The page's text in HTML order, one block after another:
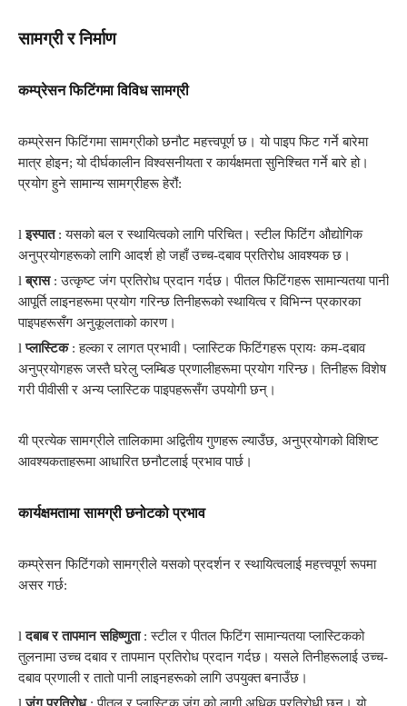
सामग्री र निर्माण
कम्प्रेसन फिटिंगमा विविध सामग्री
कम्प्रेसन फिटिंगमा सामग्रीको छनौट महत्त्वपूर्ण छ। यो पाइप फिट गर्ने बारेमा
मात्र होइन; यो दीर्घकालीन विश्वसनीयता र कार्यक्षमता सुनिश्चित गर्ने बारे हो।
प्रयोग हुने सामान्य सामग्रीहरू हेरौं:
lइस्पात: यसको बल र स्थायित्वको लागि परिचित। स्टील फिटिंग औद्योगिक
अनुप्रयोगहरूको लागि आदर्श हो जहाँ उच्च-दबाव प्रतिरोध आवश्यक छ।
lब्रास : उत्कृष्ट जंग प्रतिरोध प्रदान गर्दछ। पीतल फिटिंगहरू सामान्यतया पानी
आपूर्ति लाइनहरूमा प्रयोग गरिन्छ तिनीहरूको स्थायित्व र विभिन्न प्रकारका
पाइपहरूसँग अनुकूलताको कारण।
lप्लास्टिक : हल्का र लागत प्रभावी। प्लास्टिक फिटिंगहरू प्रायः कम-दबाव
अनुप्रयोगहरू जस्तै घरेलु प्लम्बिङ प्रणालीहरूमा प्रयोग गरिन्छ। तिनीहरू विशेष
गरी पीवीसी र अन्य प्लास्टिक पाइपहरूसँग उपयोगी छन्।
यी प्रत्येक सामग्रीले तालिकामा अद्वितीय गुणहरू ल्याउँछ, अनुप्रयोगको विशिष्ट
आवश्यकताहरूमा आधारित छनौटलाई प्रभाव पार्छ।
कार्यक्षमतामा सामग्री छनोटको प्रभाव
कम्प्रेसन फिटिंगको सामग्रीले यसको प्रदर्शन र स्थायित्वलाई महत्त्वपूर्ण रूपमा
असर गर्छ:
lदबाब र तापमान सहिष्णुता: स्टील र पीतल फिटिंग सामान्यतया प्लास्टिकको
तुलनामा उच्च दबाव र तापमान प्रतिरोध प्रदान गर्दछ। यसले तिनीहरूलाई उच्च-
दबाव प्रणाली र तातो पानी लाइनहरूको लागि उपयुक्त बनाउँछ।